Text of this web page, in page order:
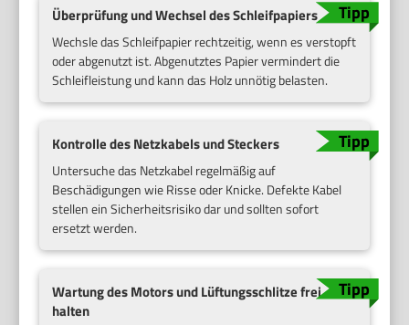
Überprüfung und Wechsel des Schleifpapiers
Wechsle das Schleifpapier rechtzeitig, wenn es verstopft
oder abgenutzt ist. Abgenutztes Papier vermindert die
Schleifleistung und kann das Holz unnötig belasten.
Kontrolle des Netzkabels und Steckers
Untersuche das Netzkabel regelmäßig auf
Beschädigungen wie Risse oder Knicke. Defekte Kabel
stellen ein Sicherheitsrisiko dar und sollten sofort
ersetzt werden.
Wartung des Motors und Lüftungsschlitze frei
halten